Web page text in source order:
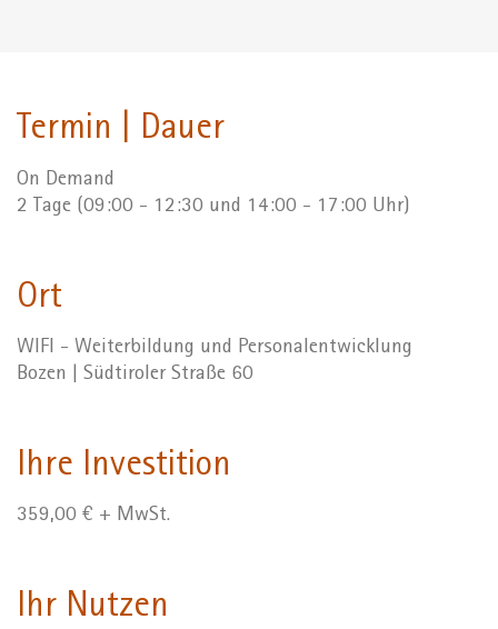
Termin | Dauer
On Demand
2 Tage (09:00 - 12:30 und 14:00 - 17:00 Uhr)
Ort
WIFI - Weiterbildung und Personalentwicklung
Bozen | Südtiroler Straße 60
Ihre Investition
359,00 € + MwSt.
Ihr Nutzen